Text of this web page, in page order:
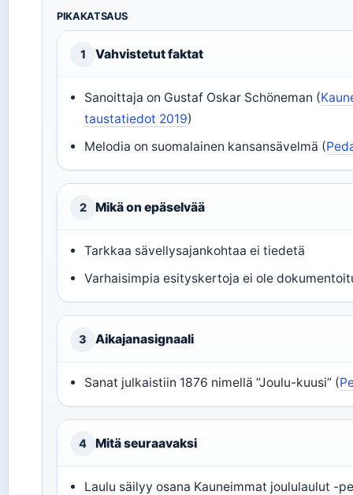
PIKAKATSAUS
1 Vahvistetut faktat
Sanoittaja on Gustaf Oskar Schöneman (
taustatiedot 2019)
Melodia on suomalainen kansansävelmä (
2 Mikä on epäselvää
Tarkkaa sävellysajankohtaa ei tiedetä
Varhaisimpia esityskertoja ei ole
3 Aikajanasignaali
Sanat julkaistiin 1876 nimellä ”Joulu-kuusi” (
4 Mitä seuraavaksi
Laulu säilyy osana Kauneimmat joululaulut -